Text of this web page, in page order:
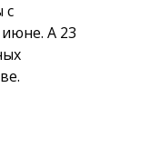
с
А 23